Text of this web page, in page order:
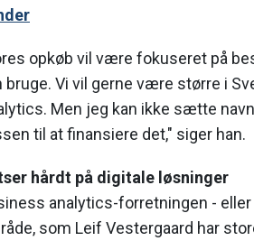
opkøb vil være fokuseret på
bruge. Vi vil gerne være større i
Men jeg kan ikke sætte
til at finansiere det," siger han.
hårdt på digitale løsninger
analytics-forretningen -
som Leif Vestergaard har